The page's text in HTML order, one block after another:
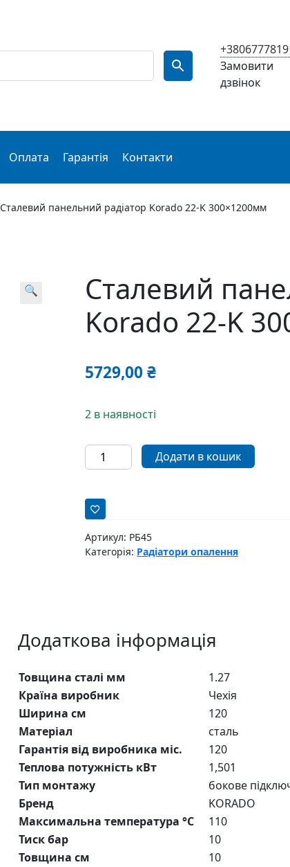
Замовити
дзвінок
Оплата Гарантія Контакти
Сталевий панельний радіатор Korado 22-K 300×1200мм
🔍
Сталевий
Korado 22-K
5729,00₴
2 в наявності
Сталевий
панельний
Korado
22-
K
300x1200мм
Додати в кошик
Артикул: РБ45
Категорія: Радіатори опалення
Додаткова інформація
Товщина сталі мм
1.27
Країна виробник
Чехія
Ширина см
120
Матеріал
сталь
Гарантія від виробника міс.
120
Теплова потужність кВт
1,501
Тип монтажу
бокове
Бренд
KORADO
Максимальна температура °C
110
Тиск бар
10
Товщина см
10